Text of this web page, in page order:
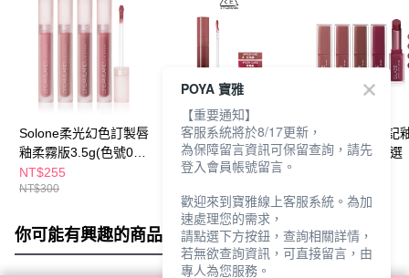
Solone柔光幻色訂製唇
釉柔霧版3.5g(色號01-
04)-多款任選
NT$255
NT$300
3CE 水滴晶亮唇釉
3.8g-多款任選
NT$425
Solone心動印記
膏3.4g-多款任選
你可能有興趣的商品 全站排行
POYA 寶雅
【重要通知】
客服系統將於8/17更新，
為保障留言資訊可保留查詢，請先
登入會員帳號留言。
歡迎來到寶雅線上客服系統。為加
速處理您的需求，
請點選下方按鈕，查詢相關詳情，
若無欲查詢資訊，可直接留言，由
專人為您服務。